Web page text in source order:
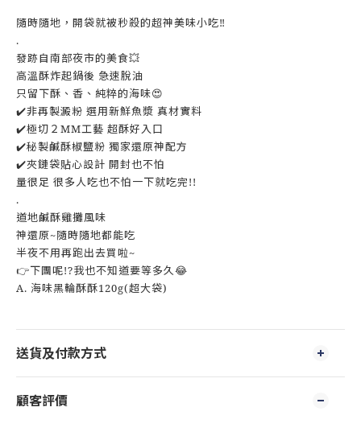
隨時隨地，開袋就被秒殺的超神美味小吃‼️
.
發跡自南部夜市的美食💥
高溫酥炸起鍋後 急速脫油
只留下酥、香、純粹的海味😍
✔️非再製澱粉 選用新鮮魚漿 真材實料
✔️極切２MM工藝 超酥好入口
✔️秘製鹹酥椒鹽粉 獨家還原神配方
✔️夾鏈袋貼心設計 開封也不怕
量很足 很多人吃也不怕一下就吃完!!
.
道地鹹酥雞攤風味
神還原~隨時隨地都能吃
半夜不用再跑出去買啦~
👉下團呢!?我也不知道要等多久😂
A. 海味黑輪酥酥120g(超大袋)
送貨及付款方式
顧客評價